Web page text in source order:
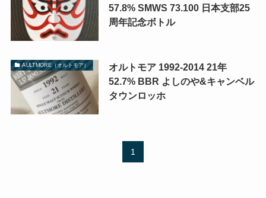
57.8% SMWS 73.100 日本支部25
周年記念ボトル
AULTMORE（オルトモア）
オルトモア 1992-2014 21年
52.7% BBR よしのや&キャンベル
タウンロッホ
1